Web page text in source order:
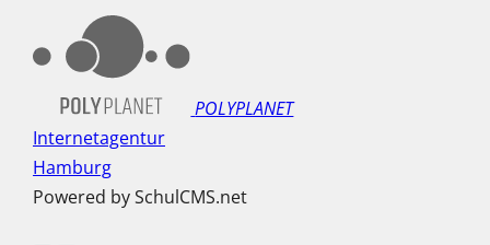
POLYPLANET
Internetagentur
Hamburg
Powered by SchulCMS.net